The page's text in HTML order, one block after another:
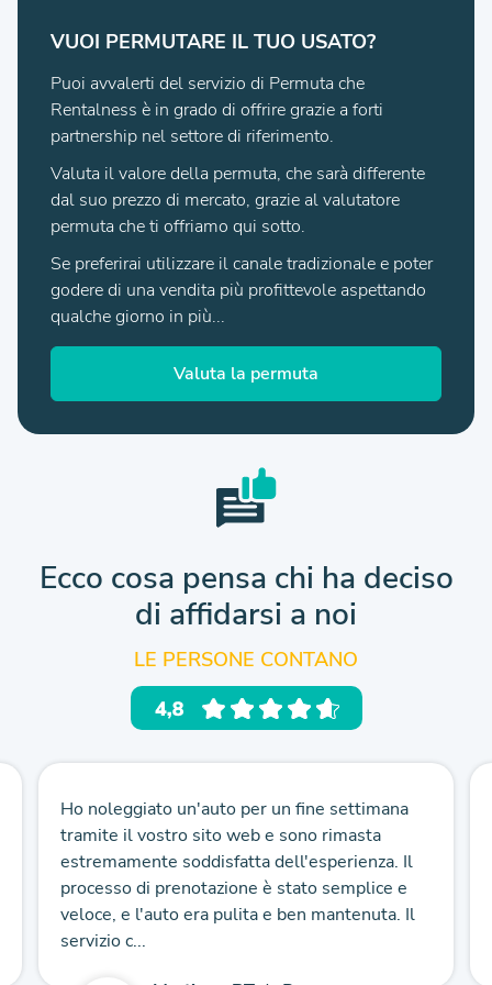
VUOI PERMUTARE IL TUO USATO?
Puoi avvalerti del servizio di Permuta che
Rentalness è in grado di offrire grazie a forti
partnership nel settore di riferimento.
Valuta il valore della permuta, che sarà differente
dal suo prezzo di mercato, grazie al valutatore
permuta che ti offriamo qui sotto.
Se preferirai utilizzare il canale tradizionale e poter
godere di una vendita più profittevole aspettando
qualche giorno in più...
Valuta la permuta
Ecco cosa pensa chi ha deciso
di affidarsi a noi
LE PERSONE CONTANO
Ho noleggiato un'auto per un fine settimana
tramite il vostro sito web e sono rimasta
estremamente soddisfatta dell'esperienza. Il
processo di prenotazione è stato semplice e
veloce, e l'auto era pulita e ben mantenuta. Il
servizio c...